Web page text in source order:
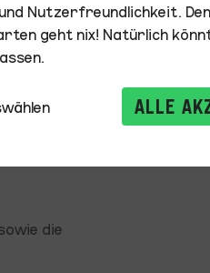
die
Nutzerfreundlichkeit.
geht nix! Natürlich
ALLE